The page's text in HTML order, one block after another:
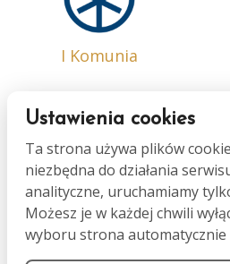
I Komunia
Bierzmowanie
Ustawienia cookies
Ta strona używa plików
niezbędna do działania
analityczne, uruchamiamy
Możesz je w każdej chwili
wyboru strona automatycznie